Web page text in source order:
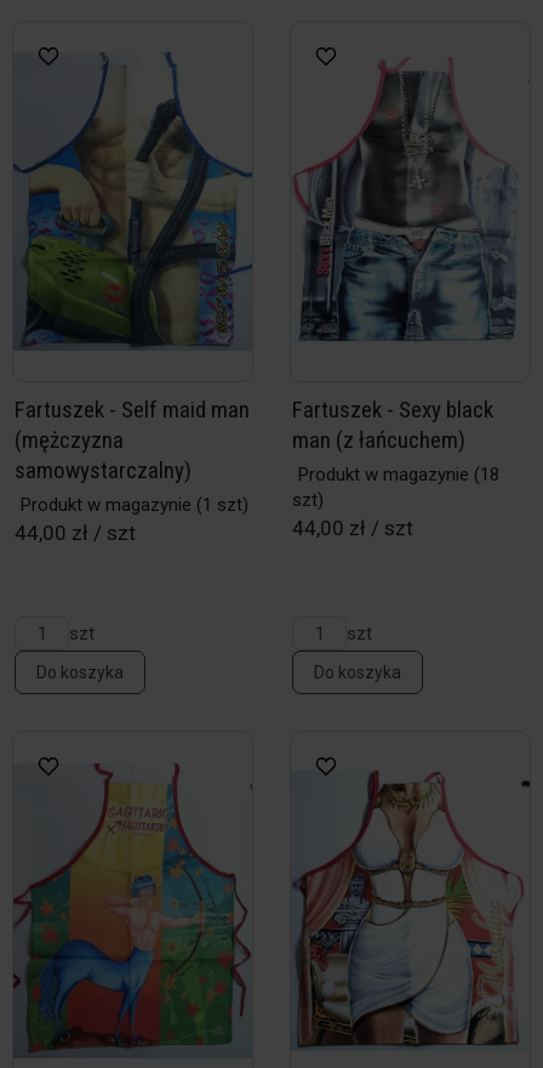
Fartuszek - Self maid man
(mężczyzna
samowystarczalny)
Produkt w magazynie (1 szt)
44,00 zł / szt
szt
Do koszyka
Fartuszek - Sexy black
man (z łańcuchem)
Produkt w magazynie (18
szt)
44,00 zł / szt
szt
Do koszyka